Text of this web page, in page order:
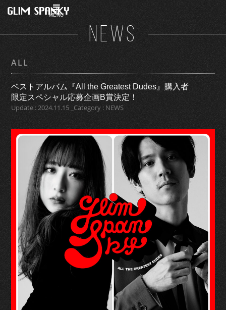
MENU
NEWS
ALL
ベストアルバム『All the Greatest Dudes』購入者
限定スペシャル応募企画B賞決定！
Update : 2024.11.15 _Category : NEWS